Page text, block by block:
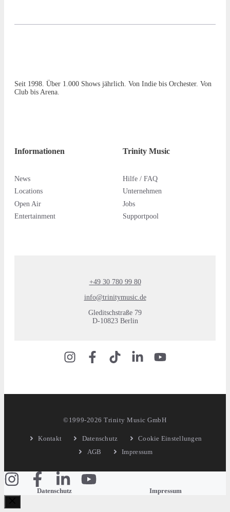
Seit 1998. Über 1.000 Shows jährlich. Von Indie bis Orchester. Von
Club bis Arena.
Informationen
News
Locations
Open Air
Entertainment
Trinity Music
Hilfe / FAQ
Unternehmen
Jobs
Supportpool
+49 30 780 99 80
info@trinitymusic.de
Gleditschstraße 79
D-10823 Berlin
©1999-2026 Trinity Music GmbH
Kontakt Datenschutz
Cookie Einstellungen
AGB
Impressum
Datenschutz Impressum